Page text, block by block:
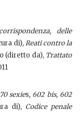
delle
di),Reati contro la
(diretto da), Trattato
sexies, 602 bis, 602
di),Codice penale